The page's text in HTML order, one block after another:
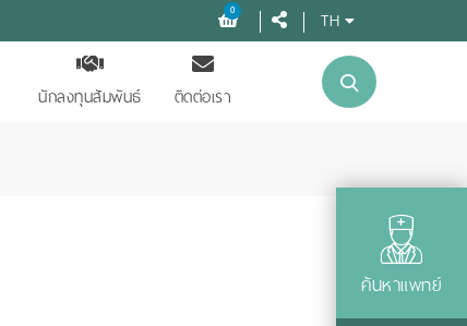
0 TH
นักลงทุนสัมพันธ์ ติดต่อเรา
ค้นหาแพทย์